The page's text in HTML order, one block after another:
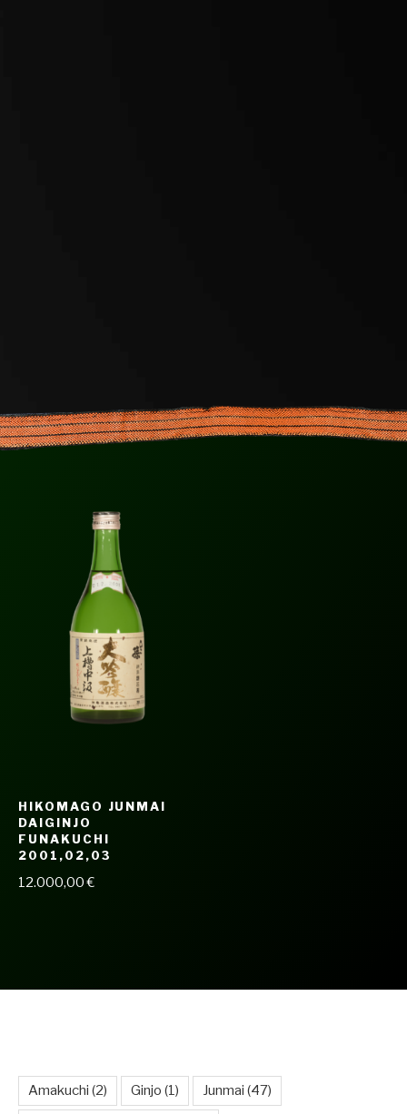
HIKOMAGO JUNMAI
DAIGINJO
FUNAKUCHI
2001,02,03
12.000,00€
Amakuchi (2) Ginjo (1) Junmai (47)